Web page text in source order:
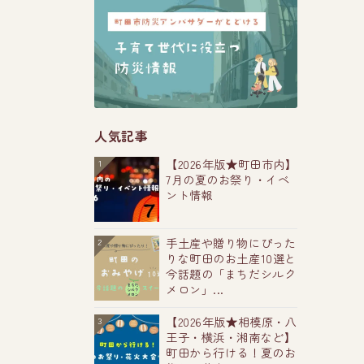
人気記事
1
【2026年版★町田市内】
7月の夏のお祭り・イベ
ント情報
2
手土産や贈り物にぴった
りな町田のお土産10選と
今話題の「まちだシルク
メロン」...
3
【2026年版★相模原・八
王子・横浜・湘南など】
町田から行ける！夏のお